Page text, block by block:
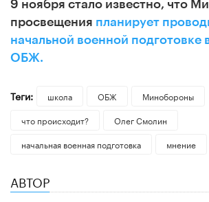
9 ноября стало известно, что
просвещения планирует
начальной военной подготовке
ОБЖ.
Теги: школа ОБЖ
Минобороны
что происходит?
Олег Смолин
начальная военная подготовка
мнение
АВТОР